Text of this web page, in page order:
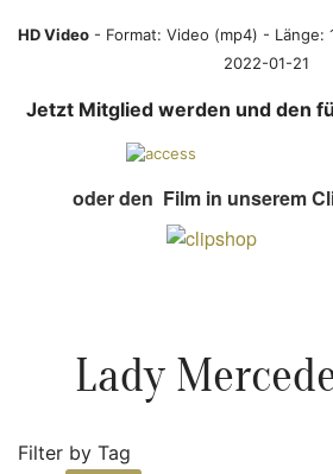
HD Video - Format: Video (mp4) - Länge:
2022-01-21
Jetzt Mitglied werden und den
oder den Film in unserem
Lady
Filter by Tag